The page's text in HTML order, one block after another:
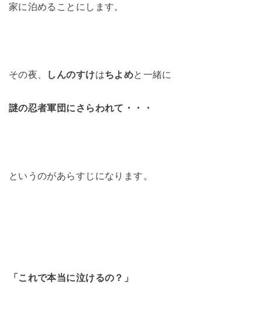
家に泊めることにします。
その夜、 しんのすけはちよめと一緒に
謎の忍者軍団にさらわれて・・・
というのがあらすじになります。
「これで本当に泣けるの？」